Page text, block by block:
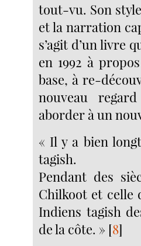
tout-vu. Son
et la narration
s’agit d’un livre
en 1992 à
base, à re-
nouveau
aborder à un
« Il y a bien
tagish.
Pendant des
Chilkoot et celle
Indiens tagish
de la côte. » [8]